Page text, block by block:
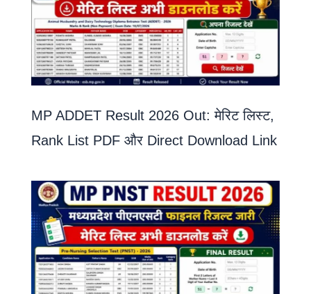
MP ADDET Result 2026 Out: मेरिट लिस्ट,
Rank List PDF और Direct Download Link